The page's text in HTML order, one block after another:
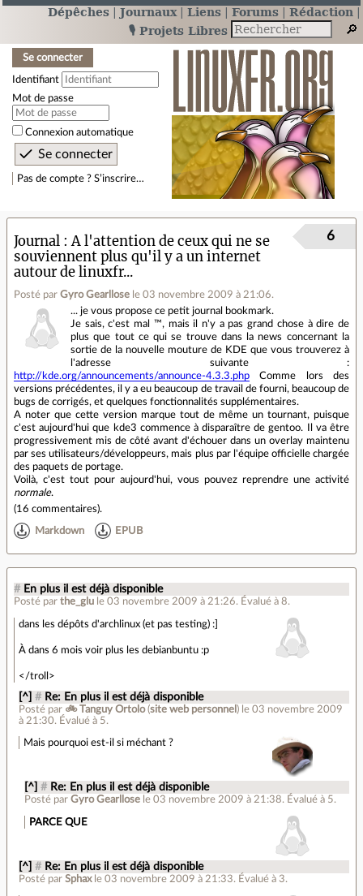
Dépêches Journaux Liens Forums
Rédaction
🎙️ Projets Libres
Se connecter
Identifiant
Mot de passe
Connexion automatique
Pas de compte ? S’inscrire…
Journal
A l'attention de ceux qui ne se
souviennent plus qu'il y a un internet
autour de linuxfr...
Posté par Gyro Gearllose le 03 novembre 2009 à 21:06.
6
... je vous propose ce petit journal bookmark.
Je sais, c'est mal ™, mais il n'y a pas grand chose à dire de
plus que tout ce qui se trouve dans la news concernant la
sortie de la nouvelle mouture de KDE que vous trouverez à
l'adresse suivante :
http://kde.org/announcements/announce-4.3.3.php Comme lors des
versions précédentes, il y a eu beaucoup de travail de fourni, beaucoup de
bugs de corrigés, et quelques fonctionnalités supplémentaires.
A noter que cette version marque tout de même un tournant, puisque
c'est aujourd'hui que kde3 commence à disparaître de gentoo. Il va être
progressivement mis de côté avant d'échouer dans un overlay maintenu
par ses utilisateurs/développeurs, mais plus par l'équipe officielle chargée
des paquets de portage.
Voilà, c'est tout pour aujourd'hui, vous pouvez reprendre une activité
normale.
(16 commentaires).
Markdown EPUB
# En plus il est déjà disponible
Posté par the_glu le 03 novembre 2009 à 21:26. Évalué à 8.
dans les dépôts d'archlinux (et pas testing) :]
À dans 6 mois voir plus les debianbuntu :p
</troll>
[^] # Re: En plus il est déjà disponible
Posté par 🚲 Tanguy Ortolo(site web personnel ) le 03 novembre 2009
à 21:30. Évalué à 5.
Mais pourquoi est-il si méchant ?
[^] # Re: En plus il est déjà disponible
Posté par Gyro Gearllose le 03 novembre 2009 à 21:38.Évalué à 5.
PARCE QUE
[^] # Re: En plus il est déjà disponible
Posté parSphax le 03 novembre 2009 à 21:33. Évalué à 3.